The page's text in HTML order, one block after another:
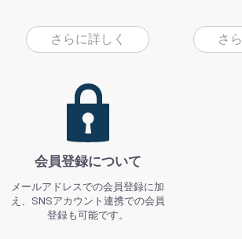
さらに詳しく さ
会員登録について
メールアドレスでの会員登録に加
え、SNSアカウント連携での会員
登録も可能です。